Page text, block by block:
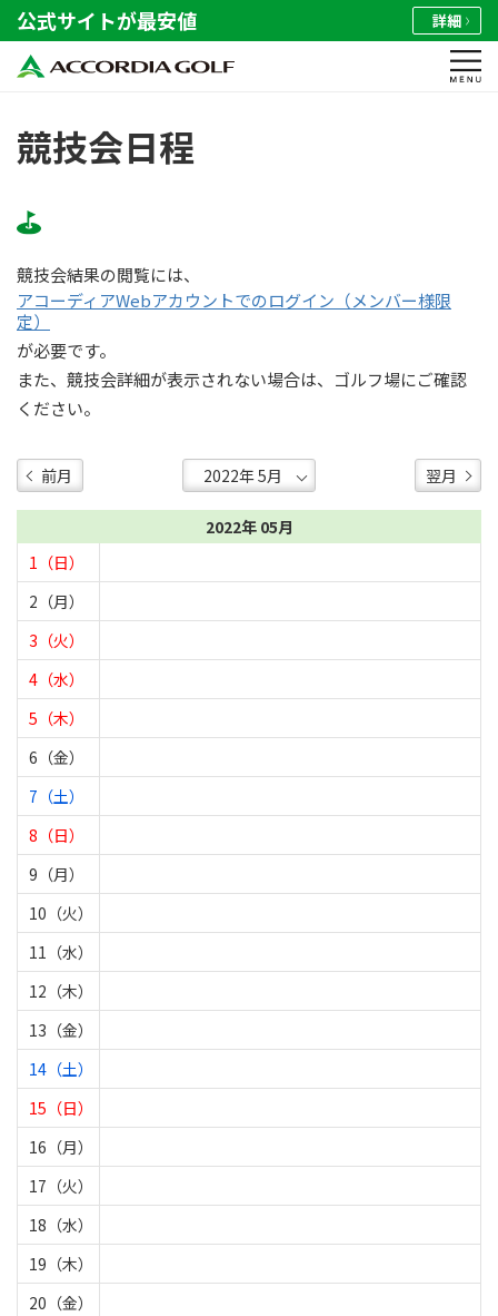
公式サイトが最安値 詳細
競技会日程
競技会結果の閲覧には、
アコーディアWebアカウントでのログイン（メンバー様限
定）
が必要です。
また、競技会詳細が表示されない場合は、ゴルフ場にご確認
ください。
前月 翌月
2022年 05月
1（日）
2（月）
3（火）
4（水）
5（木）
6（金）
7（土）
8（日）
9（月）
10（火）
11（水）
12（木）
13（金）
14（土）
15（日）
16（月）
17（火）
18（水）
19（木）
20（金）